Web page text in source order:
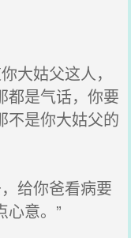
大姑父这人，
是气话，你要
不是你大姑父的
给你爸看病要
心意。”